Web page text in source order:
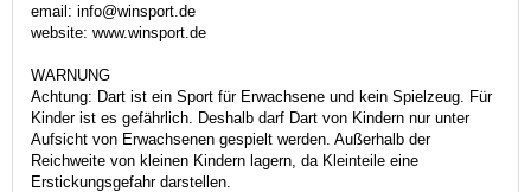
email: info@winsport.de
website: www.winsport.de
WARNUNG
Achtung: Dart ist ein Sport für Erwachsene und kein Spielzeug. Für
Kinder ist es gefährlich. Deshalb darf Dart von Kindern nur unter
Aufsicht von Erwachsenen gespielt werden. Außerhalb der
Reichweite von kleinen Kindern lagern, da Kleinteile eine
Erstickungsgefahr darstellen.